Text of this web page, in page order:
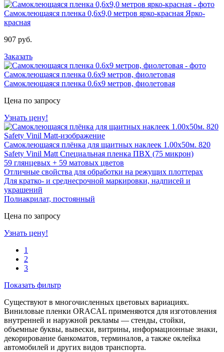
Самоклеющаяся пленка 0,6х9,0 метров ярко-красная Ярко-
красная
907 руб.
Заказать
Самоклеющаяся пленка 0.6х9 метров, фиолетовая
Самоклеющаяся пленка 0.6х9 метров, фиолетовая
Цена по запросу
Узнать цену!
Самоклеющаяся плёнка для щаитных наклеек 1.00х50м. 820
Safety Vinil Matt Специальная пленка ПВХ (75 микрон)
59 глянцевых + 59 матовых цветов
Отличные свойства для обработки на режущих плоттерах
Для кратко- и среднесрочной маркировки, надписей и
украшений
Полиакрилат, постоянный
Цена по запросу
Узнать цену!
1
2
3
Показать фильтр
Существуют в многочисленных цветовых вариациях.
Виниловые пленки ORACAL применяются для изготовления
внутренней и наружной рекламы — стенды, стойки,
объемные буквы, вывески, витрины, информационные знаки,
декорирование банкоматов, терминалов, а также оклейка
автомобилей и других видов транспорта.